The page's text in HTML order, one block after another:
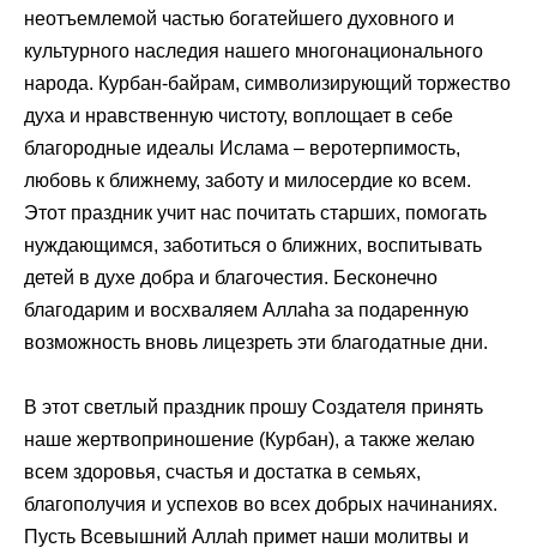
неотъемлемой частью богатейшего духовного и
культурного наследия нашего многонационального
народа. Курбан-байрам, символизирующий торжество
духа и нравственную чистоту, воплощает в себе
благородные идеалы Ислама – веротерпимость,
любовь к ближнему, заботу и милосердие ко всем.
Этот праздник учит нас почитать старших, помогать
нуждающимся, заботиться о ближних, воспитывать
детей в духе добра и благочестия. Бесконечно
благодарим и восхваляем Аллаhа за подаренную
возможность вновь лицезреть эти благодатные дни.
В этот светлый праздник прошу Создателя принять
наше жертвоприношение (Курбан), а также желаю
всем здоровья, счастья и достатка в семьях,
благополучия и успехов во всех добрых начинаниях.
Пусть Всевышний Аллаh примет наши молитвы и